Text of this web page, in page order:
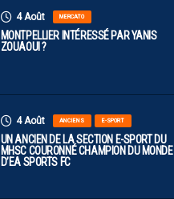
4 Août MERCATO
MONTPELLIER INTÉRESSÉ PAR YANIS
ZOUAOUI ?
4 Août ANCIENS E-SPORT
UN ANCIEN DE LA SECTION E-SPORT DU
MHSC COURONNÉ CHAMPION DU MONDE
D’EA SPORTS FC